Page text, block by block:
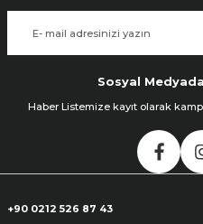
Sosyal
Haber Listemize kayıt olarak
+90 0212 526 87 43